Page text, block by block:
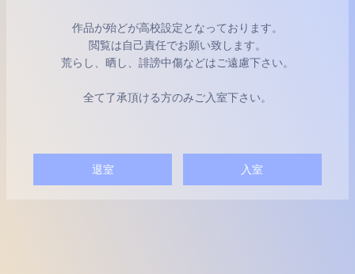
作品が殆どが高校設定となっております。
閲覧は自己責任でお願い致します。
荒らし、晒し、誹謗中傷などはご遠慮下さい。
全て了承頂ける方のみご入室下さい。
退室 入室